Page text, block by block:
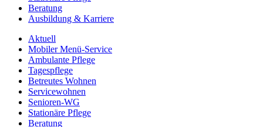
Beratung
Ausbildung & Karriere
Aktuell
Mobiler Menü-Service
Ambulante Pflege
Tagespflege
Betreutes Wohnen
Servicewohnen
Senioren-WG
Stationäre Pflege
Beratung